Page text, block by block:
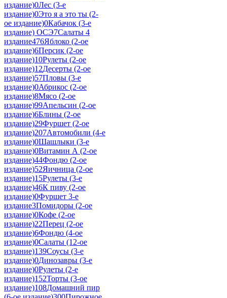
издание)0Лес (3-е
издание)0Это я а это ты (2-
ое издание)0Кабачок (3-е
издание) ОСЭ7Салаты 4
издание476Яблоко (2-ое
издание)6Персик (2-ое
издание)10Рулеты (2-ое
издание)12Десерты (2-ое
издание)57Пловы (3-е
издание)0Абрикос (2-ое
издание)8Мясо (2-ое
издание)99Апельсин (2-ое
издание)6Блины (2-ое
издание)29Фуршет (2-ое
издание)207Автомобили (4-е
издание)0Шашлыки (3-е
издание)0Витамин А (2-ое
издание)44Фондю (2-ое
издание)52Яичница (2-ое
издание)15Рулеты (3-е
издание)46К пиву (2-ое
издание)0Фуршет 3-е
издание3Помидоры (2-ое
издание)0Кофе (2-ое
издание)22Перец (2-ое
издание)6Фондю (4-ое
издание)0Салаты (12-ое
издание)139Соусы (3-е
издание)0Динозавры (3-е
издание)0Рулеты (2-е
издание)152Торты (3-ое
издание)108Домашний пир